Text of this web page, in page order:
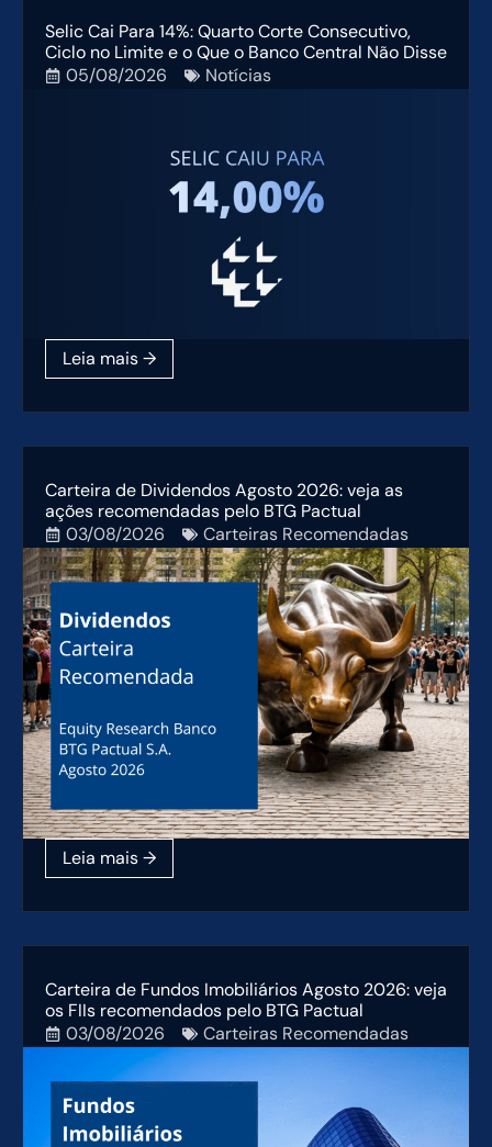
Selic Cai Para 14%: Quarto Corte Consecutivo,
Ciclo no Limite e o Que o Banco Central Não Disse
05/08/2026
Notícias
Carteira de Dividendos Agosto 2026: veja as
ações recomendadas pelo BTG Pactual
03/08/2026
Carteiras Recomendadas
Carteira de Fundos Imobiliários Agosto 2026: veja
os FIIs recomendados pelo BTG Pactual
03/08/2026
Carteiras Recomendadas